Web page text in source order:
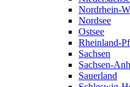
Nordrhein-
Nordsee
Ostsee
Rheinland-
Sachsen
Sachsen-
Sauerland